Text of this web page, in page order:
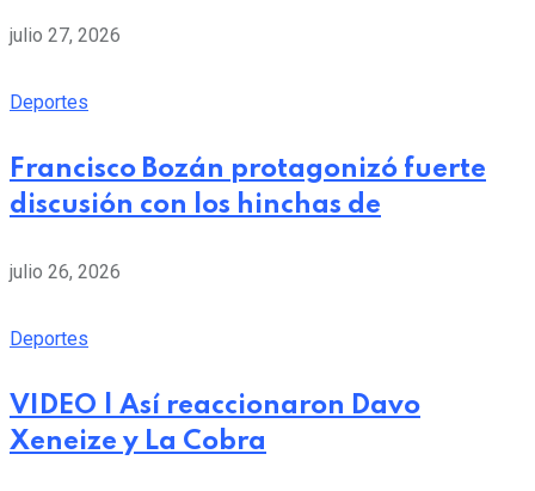
julio 27, 2026
Deportes
Francisco Bozán protagonizó fuerte
discusión con los hinchas de
julio 26, 2026
Deportes
VIDEO | Así reaccionaron Davo
Xeneize y La Cobra